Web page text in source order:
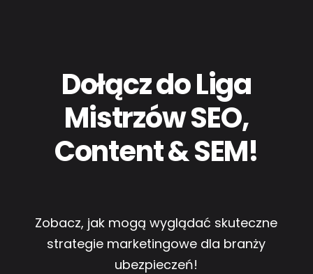
Dołącz do Liga
Mistrzów SEO,
Content & SEM!
Zobacz, jak mogą wyglądać skuteczne
strategie marketingowe dla branży
ubezpieczeń!